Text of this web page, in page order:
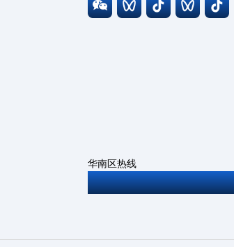
华南区热线
0755-27806543